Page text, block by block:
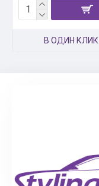
В ОДИН КЛИК